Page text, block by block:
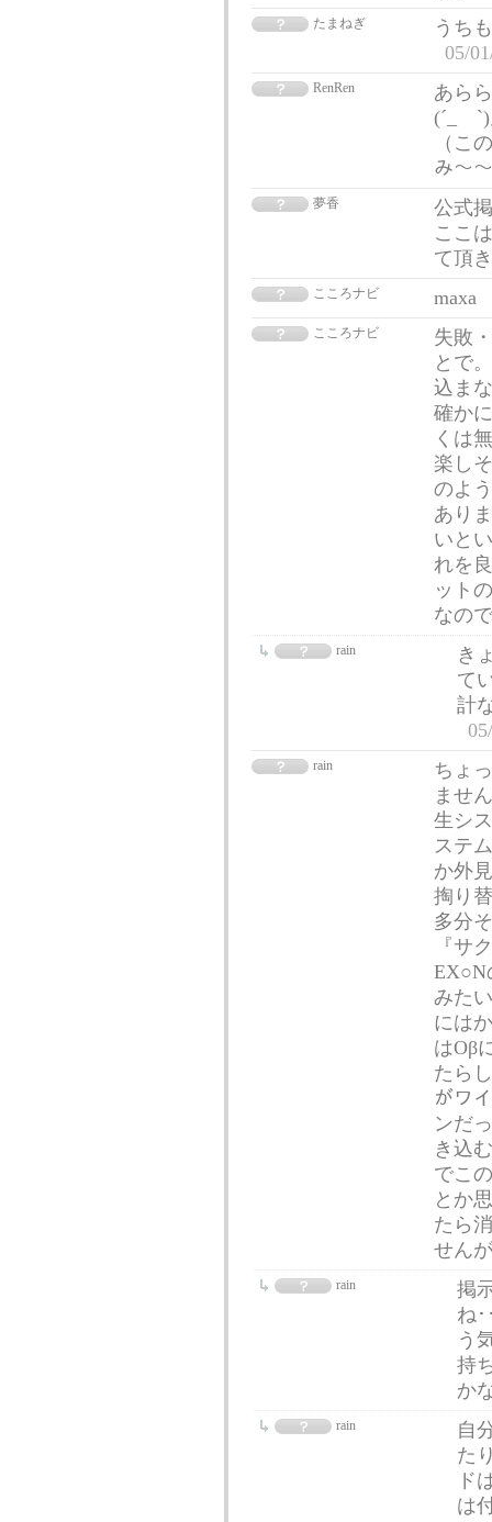
たまねぎ
うち
05/
RenRen
あら
(´_ゝ
（こ
み～
夢香
公式
ここ
て頂
こころナビ maxa
こころナビ
失敗
とで
込ま
確か
くは
楽し
のよ
あり
いと
れを
ット
なの
rain
き
て
計
rain
ちょ
ませ
生シ
ステ
か外
掏り
多分
『サ
EX○N
みた
には
はOβ
たら
がワ
ンだ
き込
でこ
とか
たら
せん
rain
掲
ね
う
持
か
rain
自
た
ド
は